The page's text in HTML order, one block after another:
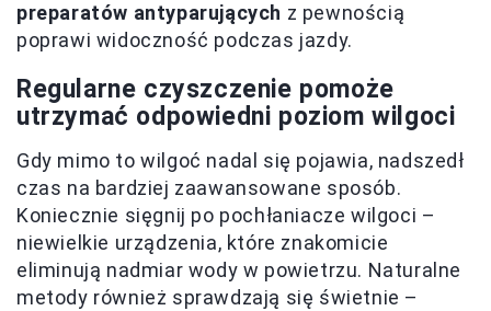
preparatów antyparujących z pewnością
poprawi widoczność podczas jazdy.
Regularne czyszczenie pomoże
utrzymać odpowiedni poziom wilgoci
Gdy mimo to wilgoć nadal się pojawia, nadszedł
czas na bardziej zaawansowane sposób.
Koniecznie sięgnij po pochłaniacze wilgoci –
niewielkie urządzenia, które znakomicie
eliminują nadmiar wody w powietrzu. Naturalne
metody również sprawdzają się świetnie –